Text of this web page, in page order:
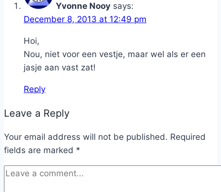
Yvonne Nooy says:
December 8, 2013 at 12:49 pm
Hoi,
Nou, niet voor een vestje, maar wel als er een
jasje aan vast zat!
Reply
Leave a Reply
Your email address will not be published. Required
fields are marked *